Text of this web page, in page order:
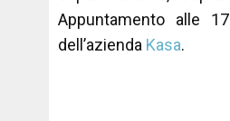
Appuntamento alle
dell’azienda Kasa.